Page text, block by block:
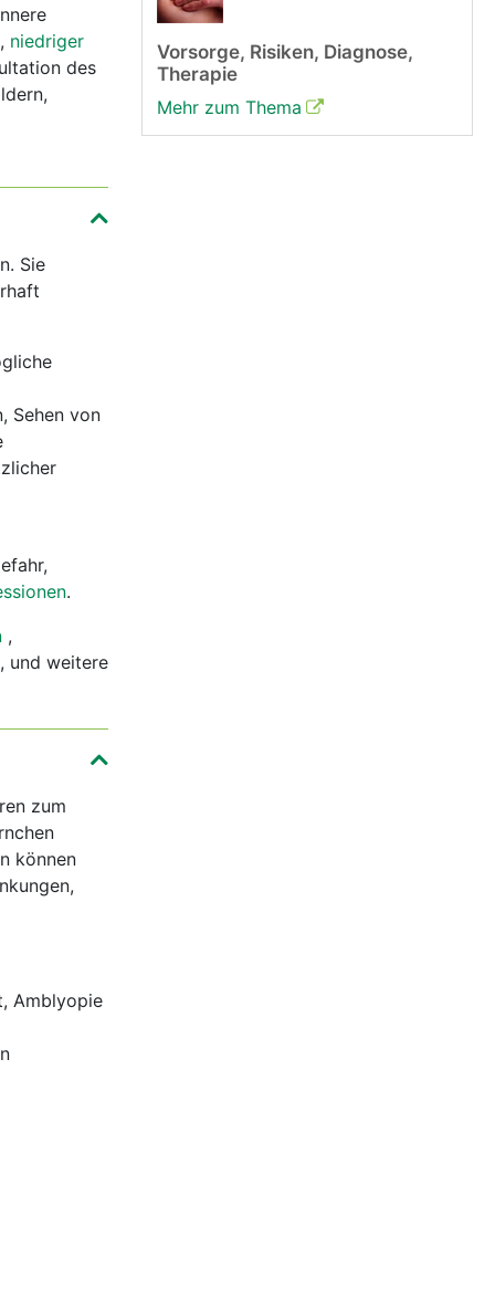
, niedriger
des
Sie
Sehen von
.
,
, und weitere
zum
können
Amblyopie
Vorsorge, Risiken, Diagnose,
Therapie
Mehr zum Thema